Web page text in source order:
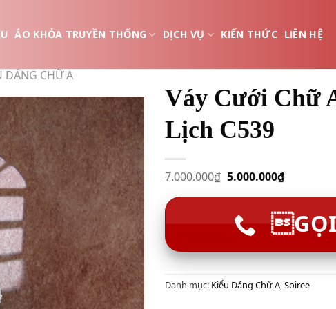
ÁO KHỎA TRUYỀN THỐNG DỊCH VỤ KIẾN THỨC LIÊN HỆ
DÁNG CHỮ A
Váy Cưới Chữ
Lịch C539
7.000.000₫ 5.000.000₫
Danh mục: Kiểu Dáng Chữ A,Soiree